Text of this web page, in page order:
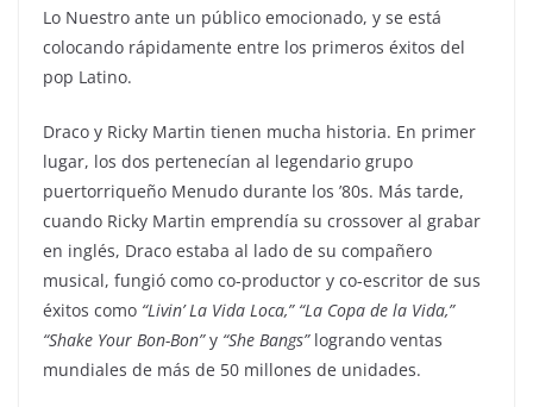
Lo Nuestro ante un público emocionado, y se está
colocando rápidamente entre los primeros éxitos del
pop Latino.
Draco y Ricky Martin tienen mucha historia. En primer
lugar, los dos pertenecían al legendario grupo
puertorriqueño Menudo durante los ’80s. Más tarde,
cuando Ricky Martin emprendía su crossover al grabar
en inglés, Draco estaba al lado de su compañero
musical, fungió como co-productor y co-escritor de sus
éxitos como “Livin’ La Vida Loca,” “La Copa de la Vida,”
“Shake Your Bon-Bon”y “She Bangs” logrando ventas
mundiales de más de 50 millones de unidades.